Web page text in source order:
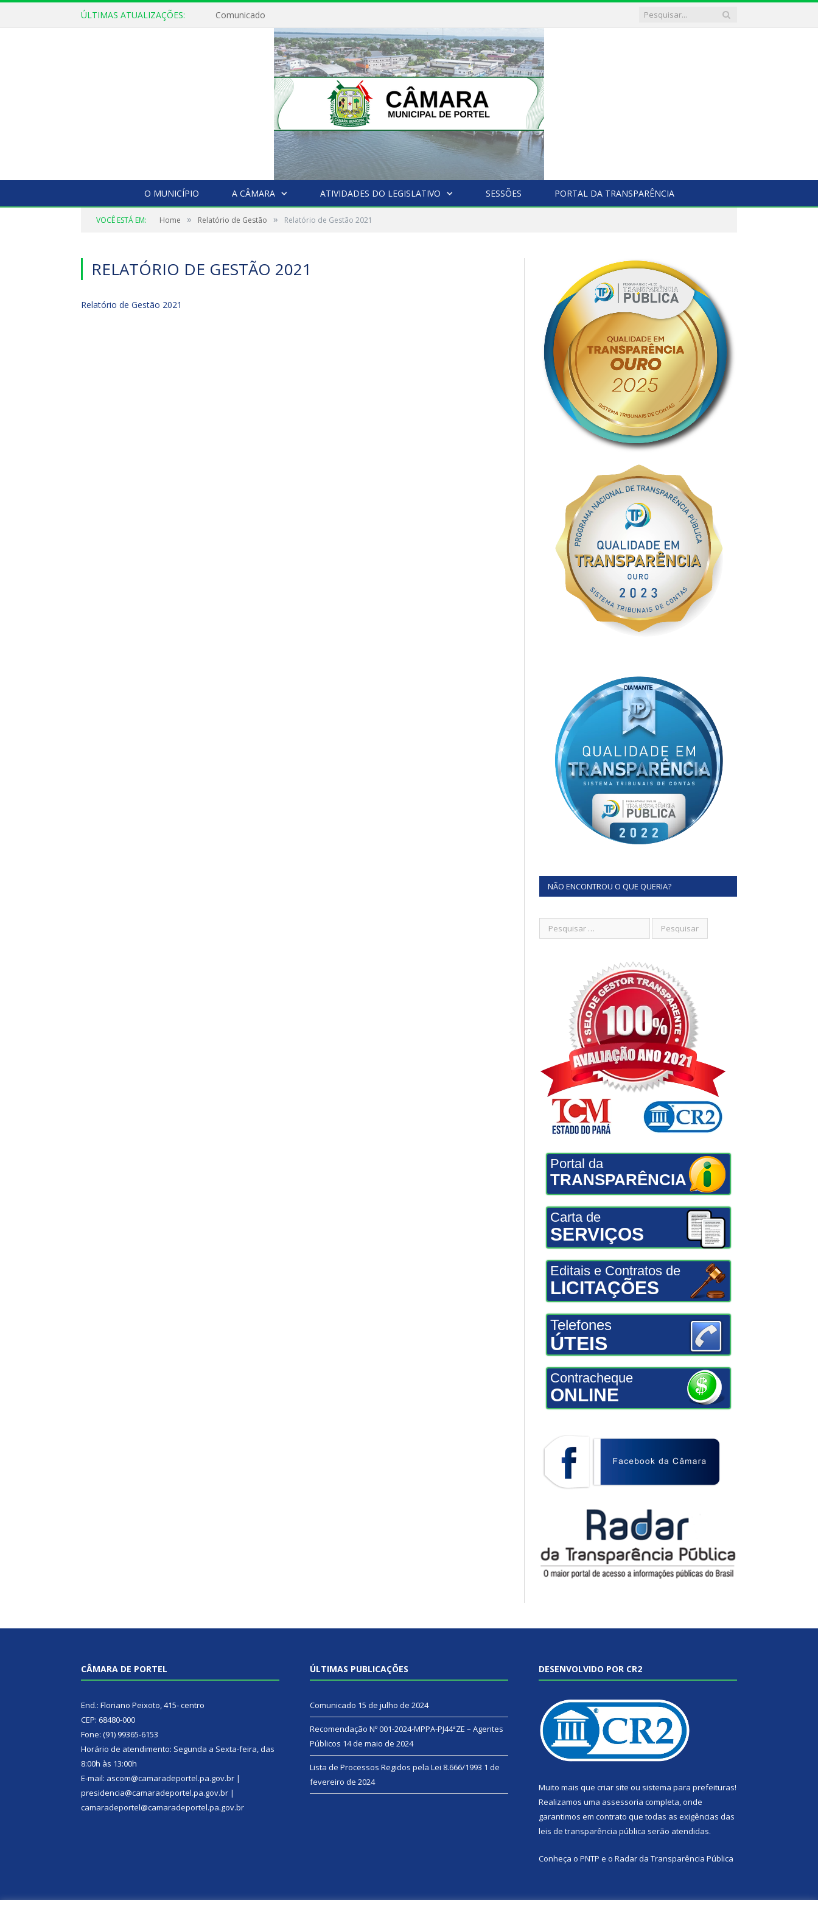
ÚLTIMAS ATUALIZAÇÕES: Comunicado
O MUNICÍPIO A CÂMARA ATIVIDADES DO LEGISLATIVO SESSÕES PORTAL DA TRANSPARÊNCIA
VOCÊ ESTÁ EM: Home » Relatório de Gestão » Relatório de Gestão 2021
RELATÓRIO DE GESTÃO 2021
Relatório de Gestão 2021
NÃO ENCONTROU O QUE QUERIA?
Portal da
TRANSPARÊNCIA
Carta de
SERVIÇOS
Editais e Contratos de
LICITAÇÕES
Telefones
ÚTEIS
Contracheque
ONLINE
CÂMARA DE PORTEL
End.: Floriano Peixoto, 415- centro
CEP: 68480-000
Fone: (91) 99365-6153
Horário de atendimento: Segunda a Sexta-feira, das
8:00h às 13:00h
E-mail: ascom@camaradeportel.pa.gov.br |
presidencia@camaradeportel.pa.gov.br |
camaradeportel@camaradeportel.pa.gov.br
ÚLTIMAS PUBLICAÇÕES
Comunicado 15 de julho de 2024
Recomendação Nº 001-2024-MPPA-PJ44ªZE – Agentes
Públicos 14 de maio de 2024
Lista de Processos Regidos pela Lei 8.666/1993 1 de
fevereiro de 2024
DESENVOLVIDO POR CR2
Muito mais que criar site ou sistema para prefeituras!
Realizamos uma assessoria completa, onde
garantimos em contrato que todas as exigências das
leis de transparência pública serão atendidas.
Conheça o PNTP e o Radar da Transparência Pública